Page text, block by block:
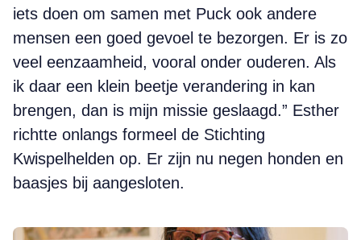
iets doen om samen met Puck ook andere
mensen een goed gevoel te bezorgen. Er is zo
veel eenzaamheid, vooral onder ouderen. Als
ik daar een klein beetje verandering in kan
brengen, dan is mijn missie geslaagd.” Esther
richtte onlangs formeel de Stichting
Kwispelhelden op. Er zijn nu negen honden en
baasjes bij aangesloten.